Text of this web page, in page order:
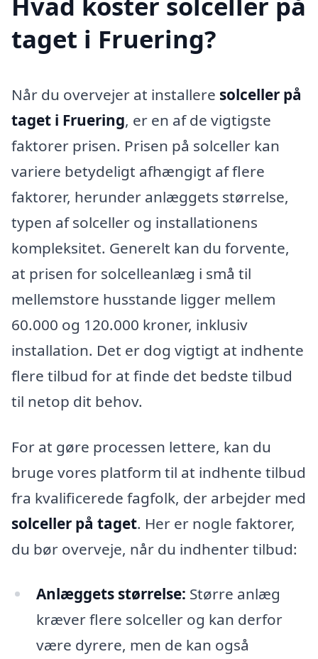
taget i Fruering?
Når du overvejer at installere solceller på
taget i Fruering, er en af de vigtigste
faktorer prisen. Prisen på solceller kan
variere betydeligt afhængigt af flere
faktorer, herunder anlæggets størrelse,
typen af solceller og installationens
kompleksitet. Generelt kan du forvente,
at prisen for solcelleanlæg i små til
mellemstore husstande ligger mellem
60.000 og 120.000 kroner, inklusiv
installation. Det er dog vigtigt at indhente
flere tilbud for at finde det bedste tilbud
til netop dit behov.
For at gøre processen lettere, kan du
bruge vores platform til at indhente tilbud
fra kvalificerede fagfolk, der arbejder med
solceller på taget. Her er nogle faktorer,
du bør overveje, når du indhenter tilbud:
Anlæggets størrelse: Større anlæg
kræver flere solceller og kan derfor
være dyrere, men de kan også